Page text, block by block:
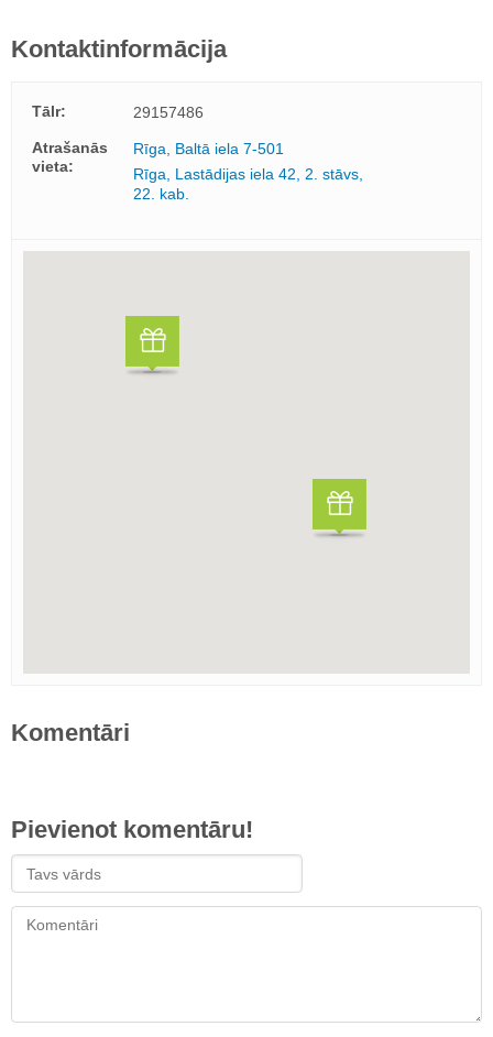
Kontaktinformācija
Tālr:
29157486
Atrašanās
vieta:
Rīga, Baltā iela 7-501
Rīga, Lastādijas iela 42, 2. stāvs,
22. kab.
Komentāri
Pievienot komentāru!